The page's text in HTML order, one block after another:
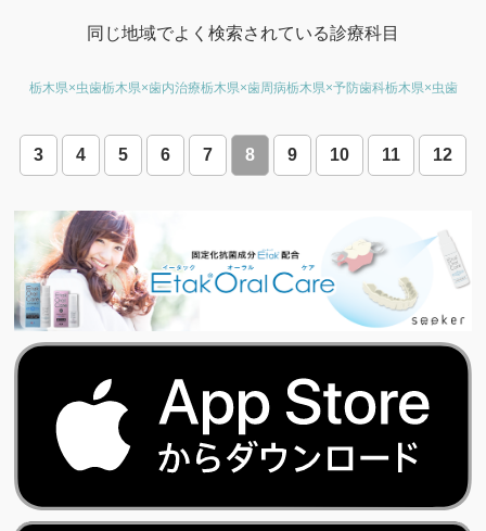
同じ地域でよく検索されている診療科目
栃木県×虫歯栃木県×歯内治療栃木県×歯周病栃木県×予防歯科栃木県×虫歯
3 4 5 6 7 8 9 10 11 12